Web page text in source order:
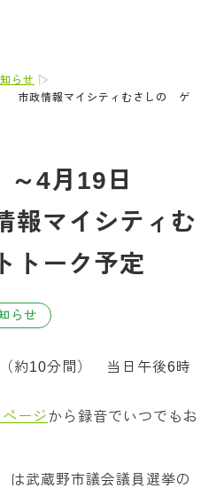
らせ
市政情報マイシティむさしの ゲ
4月19日
報マイシティむ
トーク予定
らせ
約10分間） 当日午後6時
ージから録音でいつでもお
武蔵野市議会議員選挙の